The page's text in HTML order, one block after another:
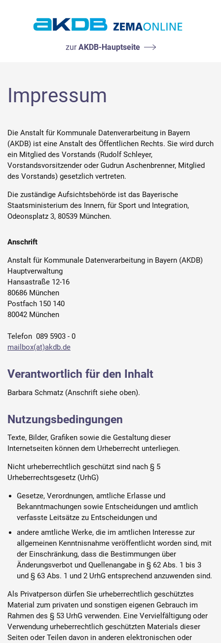
zurAKDB-Hauptseite
Impressum
Die Anstalt für Kommunale Datenverarbeitung in Bayern
(AKDB) ist eine Anstalt des Öffentlichen Rechts. Sie wird durch
ein Mitglied des Vorstands (Rudolf Schleyer,
Vorstandsvorsitzender oder Gudrun Aschenbrenner, Mitglied
des Vorstands) gesetzlich vertreten.
Die zuständige Aufsichtsbehörde ist das Bayerische
Staatsministerium des Innern, für Sport und Integration,
Odeonsplatz 3, 80539 München.
Anschrift
Anstalt für Kommunale Datenverarbeitung in Bayern (AKDB)
Hauptverwaltung
Hansastraße 12-16
80686 München
Postfach 150 140
80042 München
Telefon 089 5903 - 0
mailbox(at)akdb.de
Verantwortlich für den Inhalt
Barbara Schmatz (Anschrift siehe oben).
Nutzungsbedingungen
Texte, Bilder, Grafiken sowie die Gestaltung dieser
Internetseiten können dem Urheberrecht unterliegen.
Nicht urheberrechtlich geschützt sind nach § 5
Urheberrechtsgesetz (UrhG)
Gesetze, Verordnungen, amtliche Erlasse und
Bekanntmachungen sowie Entscheidungen und amtlich
verfasste Leitsätze zu Entscheidungen und
andere amtliche Werke, die im amtlichen Interesse zur
allgemeinen Kenntnisnahme veröffentlicht worden sind, mit
der Einschränkung, dass die Bestimmungen über
Änderungsverbot und Quellenangabe in § 62 Abs. 1 bis 3
und § 63 Abs. 1 und 2 UrhG entsprechend anzuwenden sind.
Als Privatperson dürfen Sie urheberrechtlich geschütztes
Material zum privaten und sonstigen eigenen Gebrauch im
Rahmen des § 53 UrhG verwenden. Eine Vervielfältigung oder
Verwendung urheberrechtlich geschützten Materials dieser
Seiten oder Teilen davon in anderen elektronischen oder